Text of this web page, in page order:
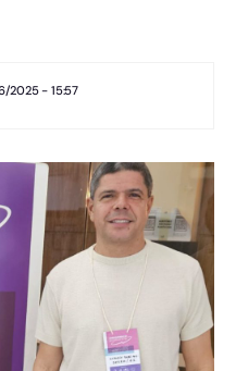
2025 - 15:57